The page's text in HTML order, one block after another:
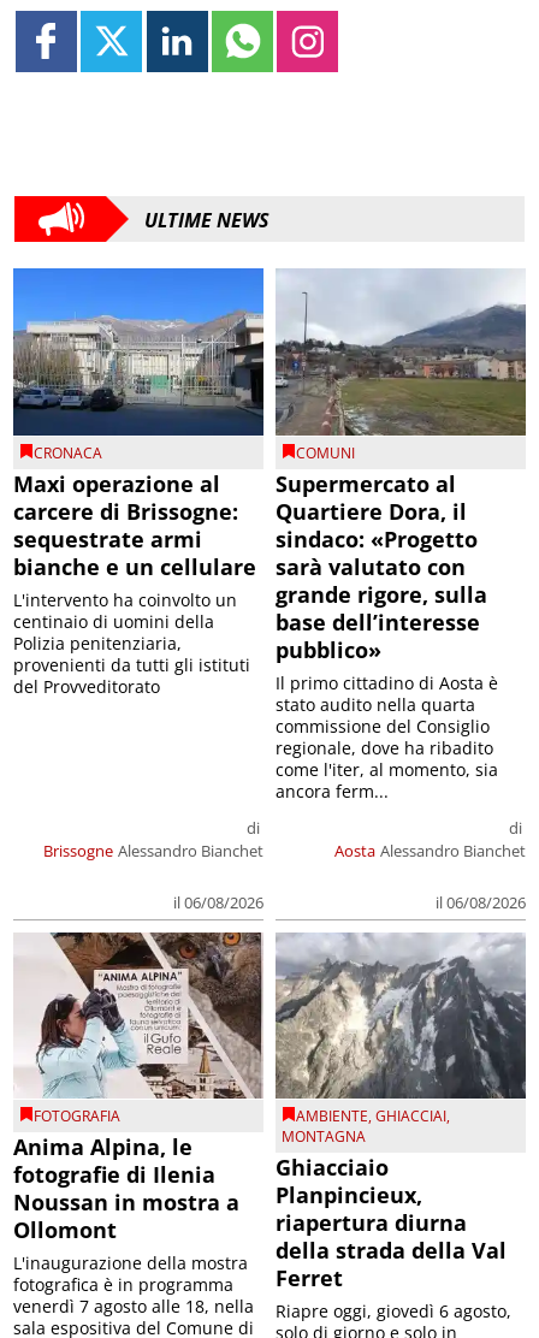
ULTIME NEWS
CRONACA
Maxi operazione al
carcere di Brissogne:
sequestrate armi
bianche e un cellulare
Brissogne
di
Alessandro Bianchet
il 06/08/2026
L'intervento ha coinvolto un
centinaio di uomini della
Polizia penitenziaria,
provenienti da tutti gli istituti
del Provveditorato
COMUNI
Supermercato al
Quartiere Dora, il
sindaco: «Progetto
sarà valutato con
grande rigore, sulla
base dell’interesse
pubblico»
Aosta
di
Alessandro Bianchet
il 06/08/2026
Il primo cittadino di Aosta è
stato audito nella quarta
commissione del Consiglio
regionale, dove ha ribadito
come l'iter, al momento, sia
ancora ferm...
FOTOGRAFIA
Anima Alpina, le
fotografie di Ilenia
Noussan in mostra a
Ollomont
L'inaugurazione della mostra
fotografica è in programma
venerdì 7 agosto alle 18, nella
sala espositiva del Comune di
AMBIENTE,GHIACCIAI,
MONTAGNA
Ghiacciaio
Planpincieux,
riapertura diurna
della strada della Val
Ferret
Riapre oggi, giovedì 6 agosto,
solo di giorno e solo in